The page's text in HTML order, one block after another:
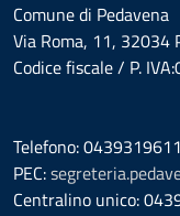
Comune di Pedavena
Via Roma, 11, 32034
Codice fiscale / P.
Telefono: 0439319611
PEC:
Centralino unico: